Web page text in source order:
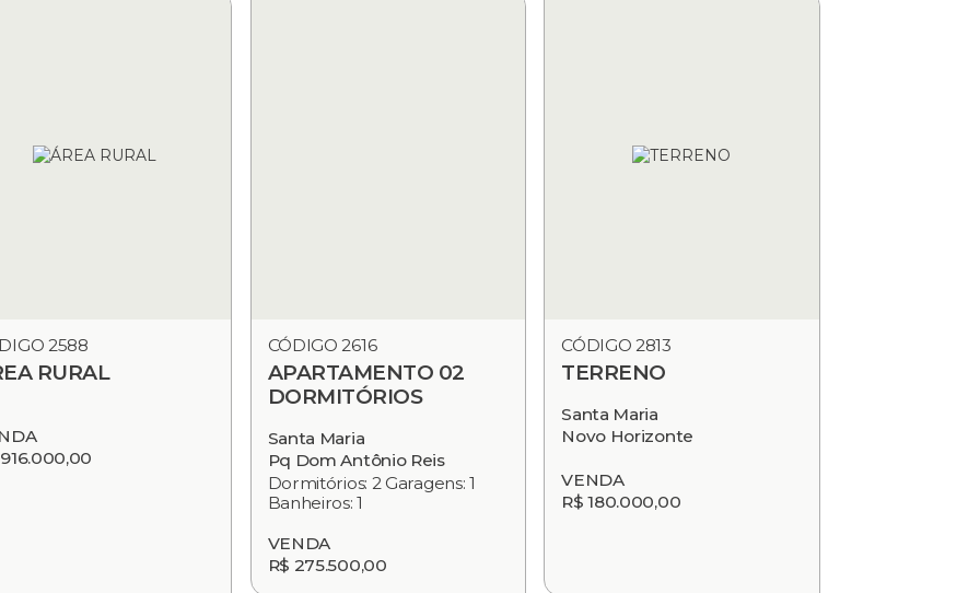
2588
RURAL
CÓDIGO 2616
APARTAMENTO 02
DORMITÓRIOS
Santa Maria
Pq Dom Antônio Reis
Dormitórios: 2 Garagens: 1
Banheiros: 1
VENDA
R$ 275.500,00
CÓDIGO 2813
TERRENO
Santa Maria
Novo Horizonte
VENDA
R$ 180.000,00